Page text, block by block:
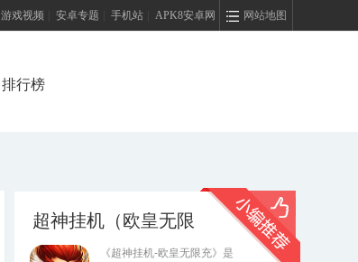
网站地图
游戏视频 安卓专题 手机站 APK8安卓网
排行榜
超神挂机（欧皇无限
充）
《超神挂机-欧皇无限充》是